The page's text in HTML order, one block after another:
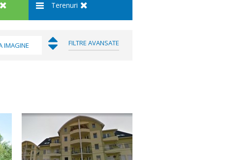
Terenuri
IMAGINE FILTRE AVANSATE